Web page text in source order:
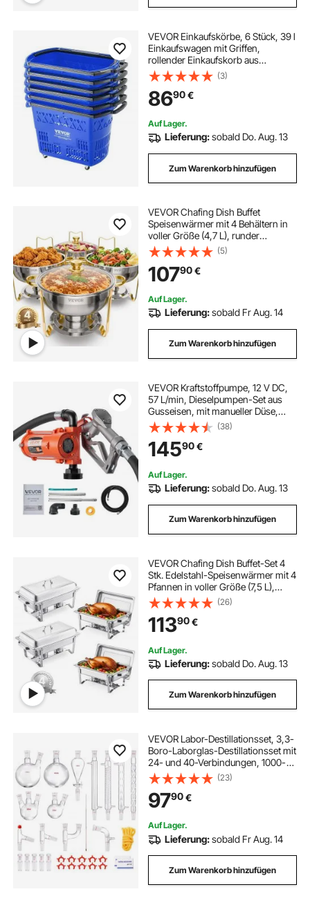
VEVOR Einkaufskörbe, 6 Stück, 39 l
Einkaufswagen mit Griffen,
rollender Einkaufskorb aus
Kunststoff mit Rädern, großes
tragbares Einkaufskorb-Set für
Supermärkte,
Einzelhandelsgeschäfte
(3)
8690€
Auf Lager.
Lieferung:sobald Do. Aug. 13
Zum Warenkorb hinzufügen
VEVOR Chafing Dish Buffet
Speisenwärmer mit 4 Behältern in
voller Größe (4,7 L), runder
Catering-Wärmespender mit
Glasdeckel & Wasserpfanne &
klappbarer Ständer, für Hochzeiten
Buffet Gold
(5)
10790€
Auf Lager.
Lieferung:sobald Fr Aug. 14
Zum Warenkorb hinzufügen
VEVOR Kraftstoffpumpe, 12 V DC,
57 L/min, Dieselpumpen-Set aus
Gusseisen, mit manueller Düse,
Förderschlauch,
Überhitzungsschutz, Stromkabel,
explosionsgeschützt, für Benzin,
Diesel & Kerosin
(38)
14590€
Auf Lager.
Lieferung:sobald Do. Aug. 13
Zum Warenkorb hinzufügen
VEVOR Chafing Dish Buffet-Set 4
Stk. Edelstahl-Speisenwärmer mit 4
Pfannen in voller Größe (7,5 L),
rechteckiger Catering-
Wärmespender mit Deckel &
Wasserpfannenständer &
Brennstoffhalter Buffet
(26)
11390€
Auf Lager.
Lieferung:sobald Do. Aug. 13
Zum Warenkorb hinzufügen
VEVOR Labor-Destillationsset, 3,3-
Boro-Laborglas-Destillationsset mit
24- und 40-Verbindungen, 1000-
ml-Destillationsgeräte-Set für
Ätherische Öle, 32-teiliges Set mit
Glaswaren
(23)
9790€
Auf Lager.
Lieferung:sobald Fr Aug. 14
Zum Warenkorb hinzufügen